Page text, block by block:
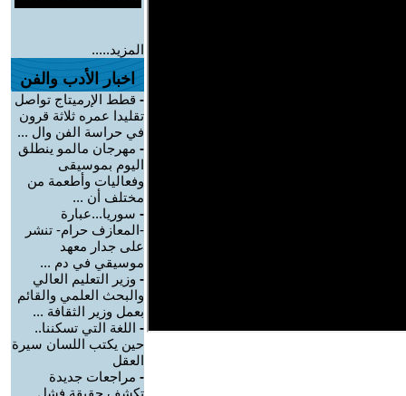
المزيد.....
اخبار الأدب والفن
- قطط الإرميتاج تواصل
تقليدا عمره ثلاثة قرون
في حراسة الفن وال ...
- مهرجان مالمو ينطلق
اليوم بموسيقى
وفعاليات وأطعمة من
مختلف أن ...
- سوريا...عبارة
-المعازف حرام- تنشر
على جدار معهد
موسيقي في دم ...
- وزير التعليم العالي
والبحث العلمي والقائم
بعمل وزير الثقافة ...
- اللغة التي تسكننا..
حين يكتب اللسان سيرة
العقل
- مراجعات جديدة
تكشف حقيقة فشل